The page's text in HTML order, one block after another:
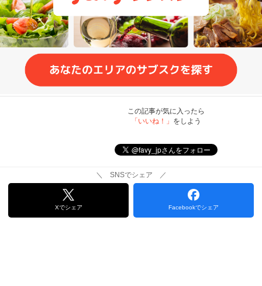
この記事が気に入ったら
「いいね！」 をしよう
＼ SNSでシェア ／
Xでシェア Facebookでシェア